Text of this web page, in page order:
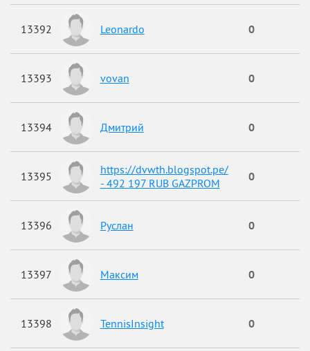
13392 Leonardo 0
13393 vovan 0
13394 Дмитрий 0
13395
https://dvwth.blogspot.pe/
- 492 197 RUB GAZPROM
0
13396 Руслан 0
13397 Максим 0
13398 TennisInsight 0